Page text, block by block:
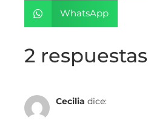
WhatsApp
2 respuestas
Cecilia dice: